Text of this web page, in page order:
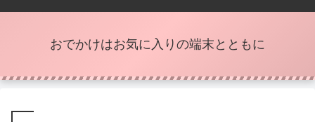
おでかけはお気に入りの端末とともに